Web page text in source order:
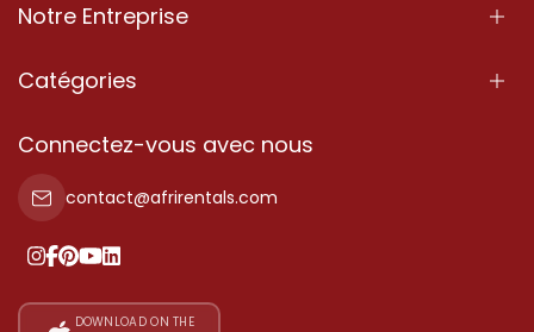
Notre Entreprise
À Propos
Conditions d'Utilisation
Politique de Confidentialité
Nos tarifs
Catégories
Propriété
Propriété à vendre
Propriété à louer
Ajoutez votre témoignage
Connectez-vous avec nous
contact@afrirentals.com
DOWNLOAD ON THE